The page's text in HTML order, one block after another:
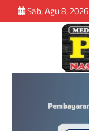
Sab, Agu 8, 2026